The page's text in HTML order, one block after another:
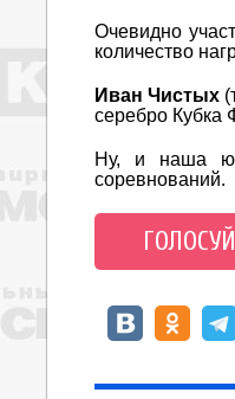
Очевидно
количество
Иван Чистых
серебро Кубка
Ну, и наша
соревнований.